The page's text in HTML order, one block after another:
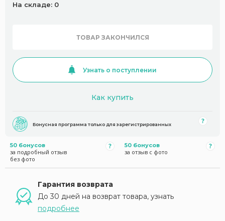
На складе: 0
ТОВАР ЗАКОНЧИЛСЯ
Узнать о поступлении
Как купить
Бонусная программа только для зарегистрированных
50 бонусов
за подробный отзыв
без фото
50 бонусов
за отзыв с фото
Гарантия возврата
До 30 дней на возврат товара, узнать
подробнее